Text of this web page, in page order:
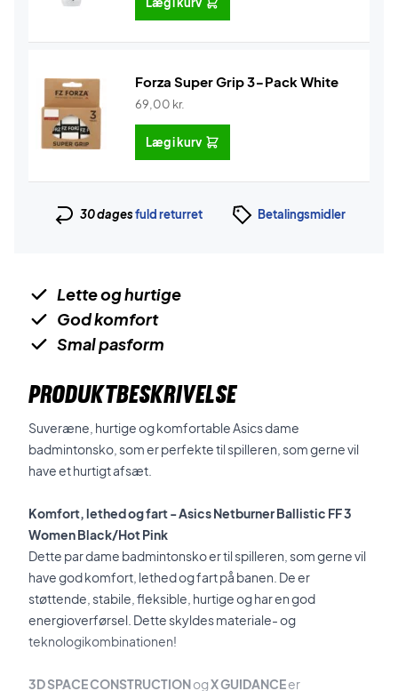
Forza Super Grip 3-Pack White
69,00 kr.
Læg i kurv
30 dagesfuld returret Betalingsmidler
Lette og hurtige
God komfort
Smal pasform
PRODUKTBESKRIVELSE
Suveræne, hurtige og komfortable Asics dame
badmintonsko, som er perfekte til spilleren, som gerne vil
have et hurtigt afsæt.
Komfort, lethed og fart - Asics Netburner Ballistic FF 3
Women Black/Hot Pink
Dette par dame badmintonsko er til spilleren, som gerne vil
have god komfort, lethed og fart på banen. De er
støttende, stabile, fleksible, hurtige og har en god
energioverførsel. Dette skyldes materiale- og
teknologikombinationen!
3D SPACE CONSTRUCTIONogX GUIDANCEer